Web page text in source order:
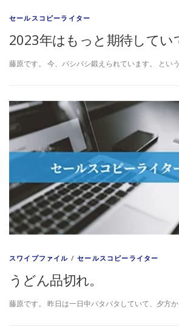
セールスコピーライター
2023年はもっと期待してい
藤原です。 今、バシバシ鍛えられています。 とい
スワイプファイル /セールスコピーライター
うどん品切れ。
藤原です。 昨日は一日中バタバタしていて、夕方